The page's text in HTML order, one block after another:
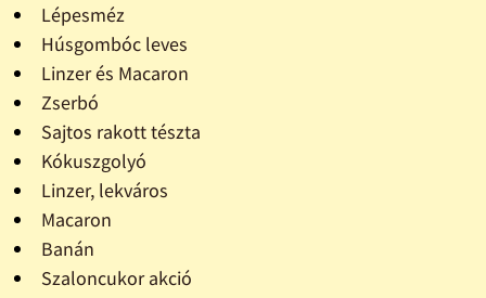
Lépesméz
Húsgombóc leves
Linzer és Macaron
Zserbó
Sajtos rakott tészta
Kókuszgolyó
Linzer, lekváros
Macaron
Banán
Szaloncukor akció